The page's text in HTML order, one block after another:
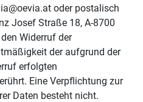
oder postalisch
Josef Straße 18, A-8700
Widerruf der
der aufgrund der
erfolgten
Eine Verpflichtung zur
Daten besteht nicht.